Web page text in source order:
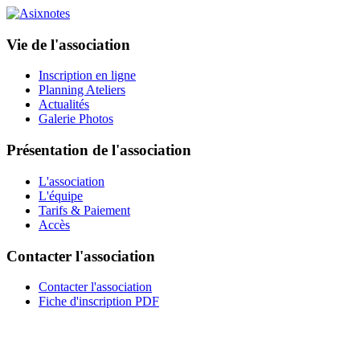
Vie de l'association
Inscription en ligne
Planning Ateliers
Actualités
Galerie Photos
Présentation de l'association
L'association
L'équipe
Tarifs & Paiement
Accès
Contacter l'association
Contacter l'association
Fiche d'inscription PDF